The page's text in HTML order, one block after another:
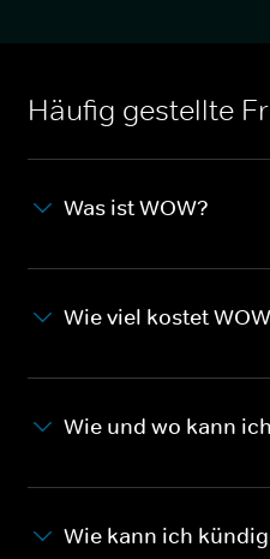
Häufig gestellte
Was ist WOW?
Wie viel kostet
Wie und wo kann
Wie kann ich